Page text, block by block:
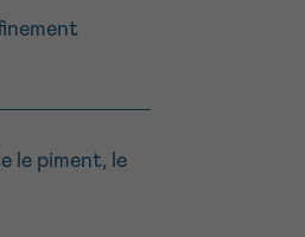
le piment, le